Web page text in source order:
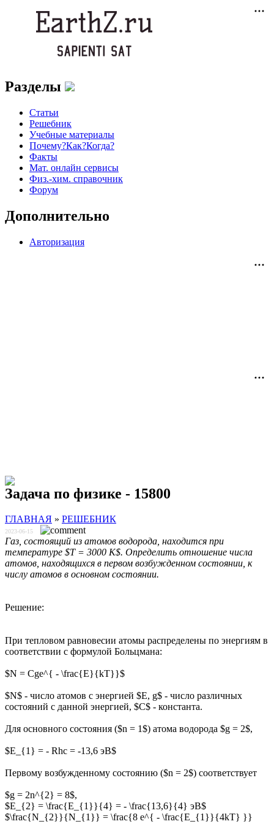
Разделы
Статьи
Решебник
Учебные материалы
Почему?Как?Когда?
Факты
Мат. онлайн сервисы
Физ.-хим. справочник
Форум
Дополнительно
Авторизация
Задача по физике - 15800
ГЛАВНАЯ » РЕШЕБНИК
2023-06-15
Газ, состоящий из атомов водорода, находится при
температуре $T = 3000 К$. Определить отношение числа
атомов, находящихся в первом возбужденном состоянии, к
числу атомов в основном состоянии.
Решение:
При тепловом равновесии атомы распределены по энергиям в
соответствии с формулой Больцмана:
$N = Cge^{ - \frac{E}{kT}}$
$N$ - число атомов с энергией $E, g$ - число различных
состояний с данной энергией, $C$ - константа.
Для основного состояния ($n = 1$) атома водорода $g = 2$,
$E_{1} = - Rhc = -13,6 эВ$
Первому возбужденному состоянию ($n = 2$) соответствует
$g = 2n^{2} = 8$,
$E_{2} = \frac{E_{1}}{4} = - \frac{13,6}{4} эВ$
$\frac{N_{2}}{N_{1}} = \frac{8 e^{ - \frac{E_{1}}{4kT} }}